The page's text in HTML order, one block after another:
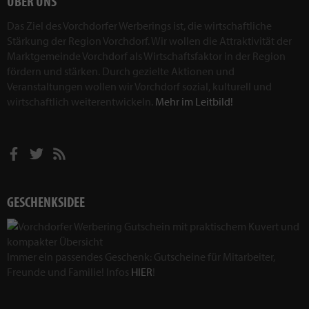
Das Ziel des Vorchdorfer Werberings ist, die wirtschaftliche
Stärkung der Region Vorchdorf. Wir wollen die Attraktivität der
Marktgemeinde Vorchdorf als Wirtschaftsfaktor in der Region
fördern und stärken. Durch gezielte Aktionen und
Veranstaltungen wollen wir Vorchdorf sozial, kulturell und
wirtschaftlich weiterentwickeln. Mehr im Leitbild!
GESCHENKSIDEE
Immer ein passendes Geschenk: Gutscheine für Mitarbeiter,
Freunde und Familie! Infos HIER!